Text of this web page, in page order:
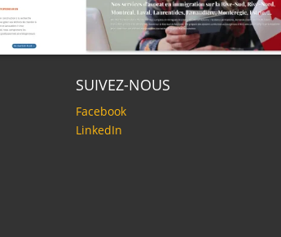
SUIVEZ-NOUS
Facebook
LinkedIn